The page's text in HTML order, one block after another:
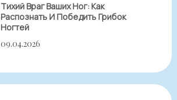
Тихий Враг Ваших Ног: Как
Распознать И Победить Грибок
Ногтей
09.04.2026